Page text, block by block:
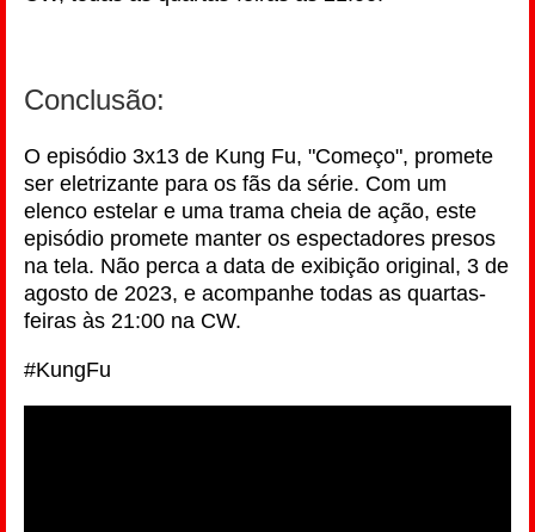
Conclusão:
O episódio 3x13 de Kung Fu, "Começo", promete
ser eletrizante para os fãs da série. Com um
elenco estelar e uma trama cheia de ação, este
episódio promete manter os espectadores presos
na tela. Não perca a data de exibição original, 3 de
agosto de 2023, e acompanhe todas as quartas-
feiras às 21:00 na CW.
#KungFu